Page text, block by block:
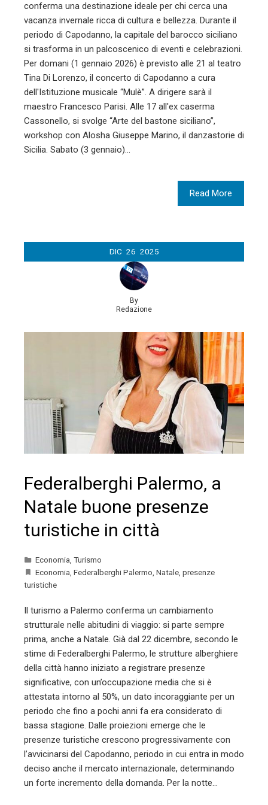
conferma una destinazione ideale per chi cerca una
vacanza invernale ricca di cultura e bellezza. Durante il
periodo di Capodanno, la capitale del barocco siciliano
si trasforma in un palcoscenico di eventi e celebrazioni.
Per domani (1 gennaio 2026) è previsto alle 21 al teatro
Tina Di Lorenzo, il concerto di Capodanno a cura
dell'Istituzione musicale “Mulè”. A dirigere sarà il
maestro Francesco Parisi. Alle 17 all'ex caserma
Cassonello, si svolge “Arte del bastone siciliano”,
workshop con Alosha Giuseppe Marino, il danzastorie di
Sicilia. Sabato (3 gennaio)…
Read More
DIC 26 2025
By
Redazione
Federalberghi Palermo, a
Natale buone presenze
turistiche in città
Economia Turismo
Economia Federalberghi Palermo Natale presenze
turistiche
Il turismo a Palermo conferma un cambiamento
strutturale nelle abitudini di viaggio: si parte sempre
prima, anche a Natale. Già dal 22 dicembre, secondo le
stime di Federalberghi Palermo, le strutture alberghiere
della città hanno iniziato a registrare presenze
significative, con un’occupazione media che si è
attestata intorno al 50%, un dato incoraggiante per un
periodo che fino a pochi anni fa era considerato di
bassa stagione. Dalle proiezioni emerge che le
presenze turistiche crescono progressivamente con
l’avvicinarsi del Capodanno, periodo in cui entra in modo
deciso anche il mercato internazionale, determinando
un forte incremento della domanda. Per la notte…